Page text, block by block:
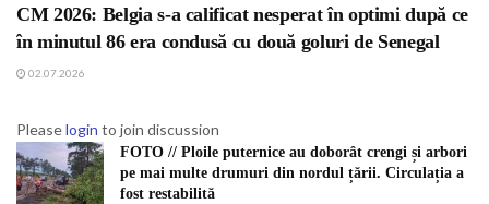
CM 2026: Belgia s-a calificat nesperat în optimi după ce
în minutul 86 era condusă cu două goluri de Senegal
02.07.2026
Pleaselogin to join discussion
FOTO // Ploile puternice au doborât crengi și arbori
pe mai multe drumuri din nordul țării. Circulația a
fost restabilită